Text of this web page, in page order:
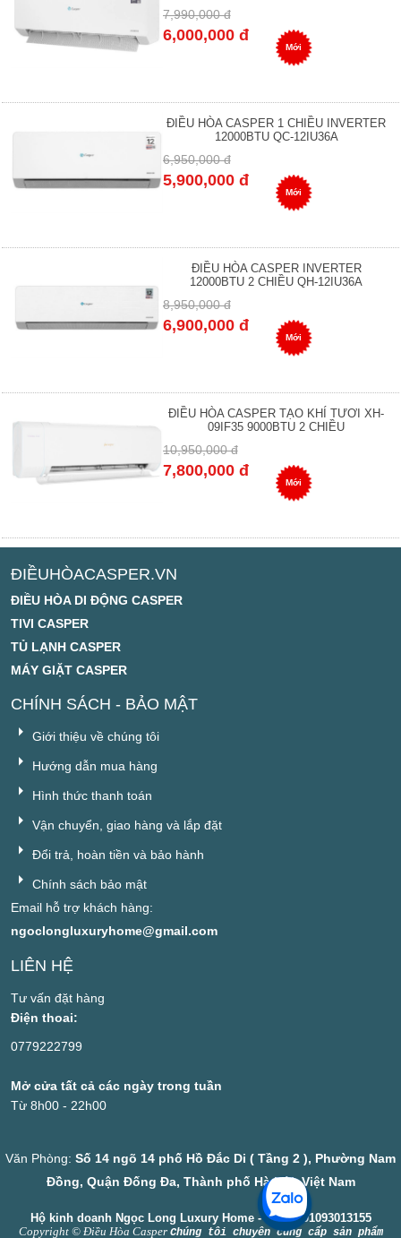
7,990,000 đ
6,000,000 đ
Mới
ĐIỀU HÒA CASPER 1 CHIỀU INVERTER
12000BTU QC-12IU36A
6,950,000 đ
5,900,000 đ
Mới
ĐIỀU HÒA CASPER INVERTER
12000BTU 2 CHIỀU QH-12IU36A
8,950,000 đ
6,900,000 đ
Mới
ĐIỀU HÒA CASPER TẠO KHÍ TƯƠI XH-
09IF35 9000BTU 2 CHIỀU
10,950,000 đ
7,800,000 đ
Mới
ĐIỀUHÒACASPER.VN
ĐIỀU HÒA DI ĐỘNG CASPER
TIVI CASPER
TỦ LẠNH CASPER
MÁY GIẶT CASPER
CHÍNH SÁCH - BẢO MẬT
Giới thiệu về chúng tôi
Hướng dẫn mua hàng
Hình thức thanh toán
Vận chuyển, giao hàng và lắp đặt
Đổi trả, hoàn tiền và bảo hành
Chính sách bảo mật
Email hỗ trợ khách hàng:
ngoclongluxuryhome@gmail.com
LIÊN HỆ
Tư vấn đặt hàng
Điện thoai:
0779222799
Mở cửa tất cả các ngày trong tuần
Từ 8h00 - 22h00
Văn Phòng: Số 14 ngõ 14 phố Hồ Đắc Di ( Tầng 2 ), Phường Nam
Đồng, Quận Đống Đa, Thành phố Hà Nội, Việt Nam
Hộ kinh doanh Ngọc Long Luxury Home - MST: 001093013155
Copyright © Điều Hòa Casper Chúng tôi chuyên cung cấp sản phẩm